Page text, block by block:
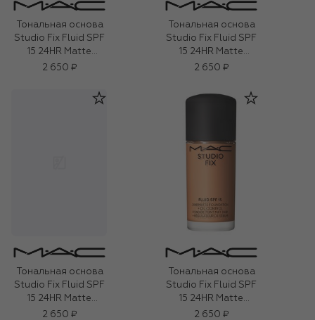
Тональная основа
Studio Fix ​Fluid SPF
15 24HR Matte
Foundation + Oil
2 650 ₽
Тональная основа
Studio Fix ​Fluid SPF
15 24HR Matte
Foundation + Oil
2 650 ₽
Тональная основа
Studio Fix ​Fluid SPF
15 24HR Matte
Foundation + Oil
2 650 ₽
Тональная основа
Studio Fix ​Fluid SPF
15 24HR Matte
Foundation + Oil
2 650 ₽